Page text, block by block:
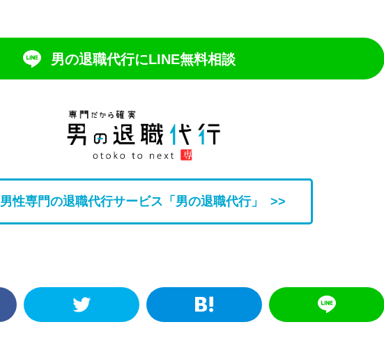
男の退職代行にLINE無料相談
男性専門の退職代行サービス「男の退職代行」 >>